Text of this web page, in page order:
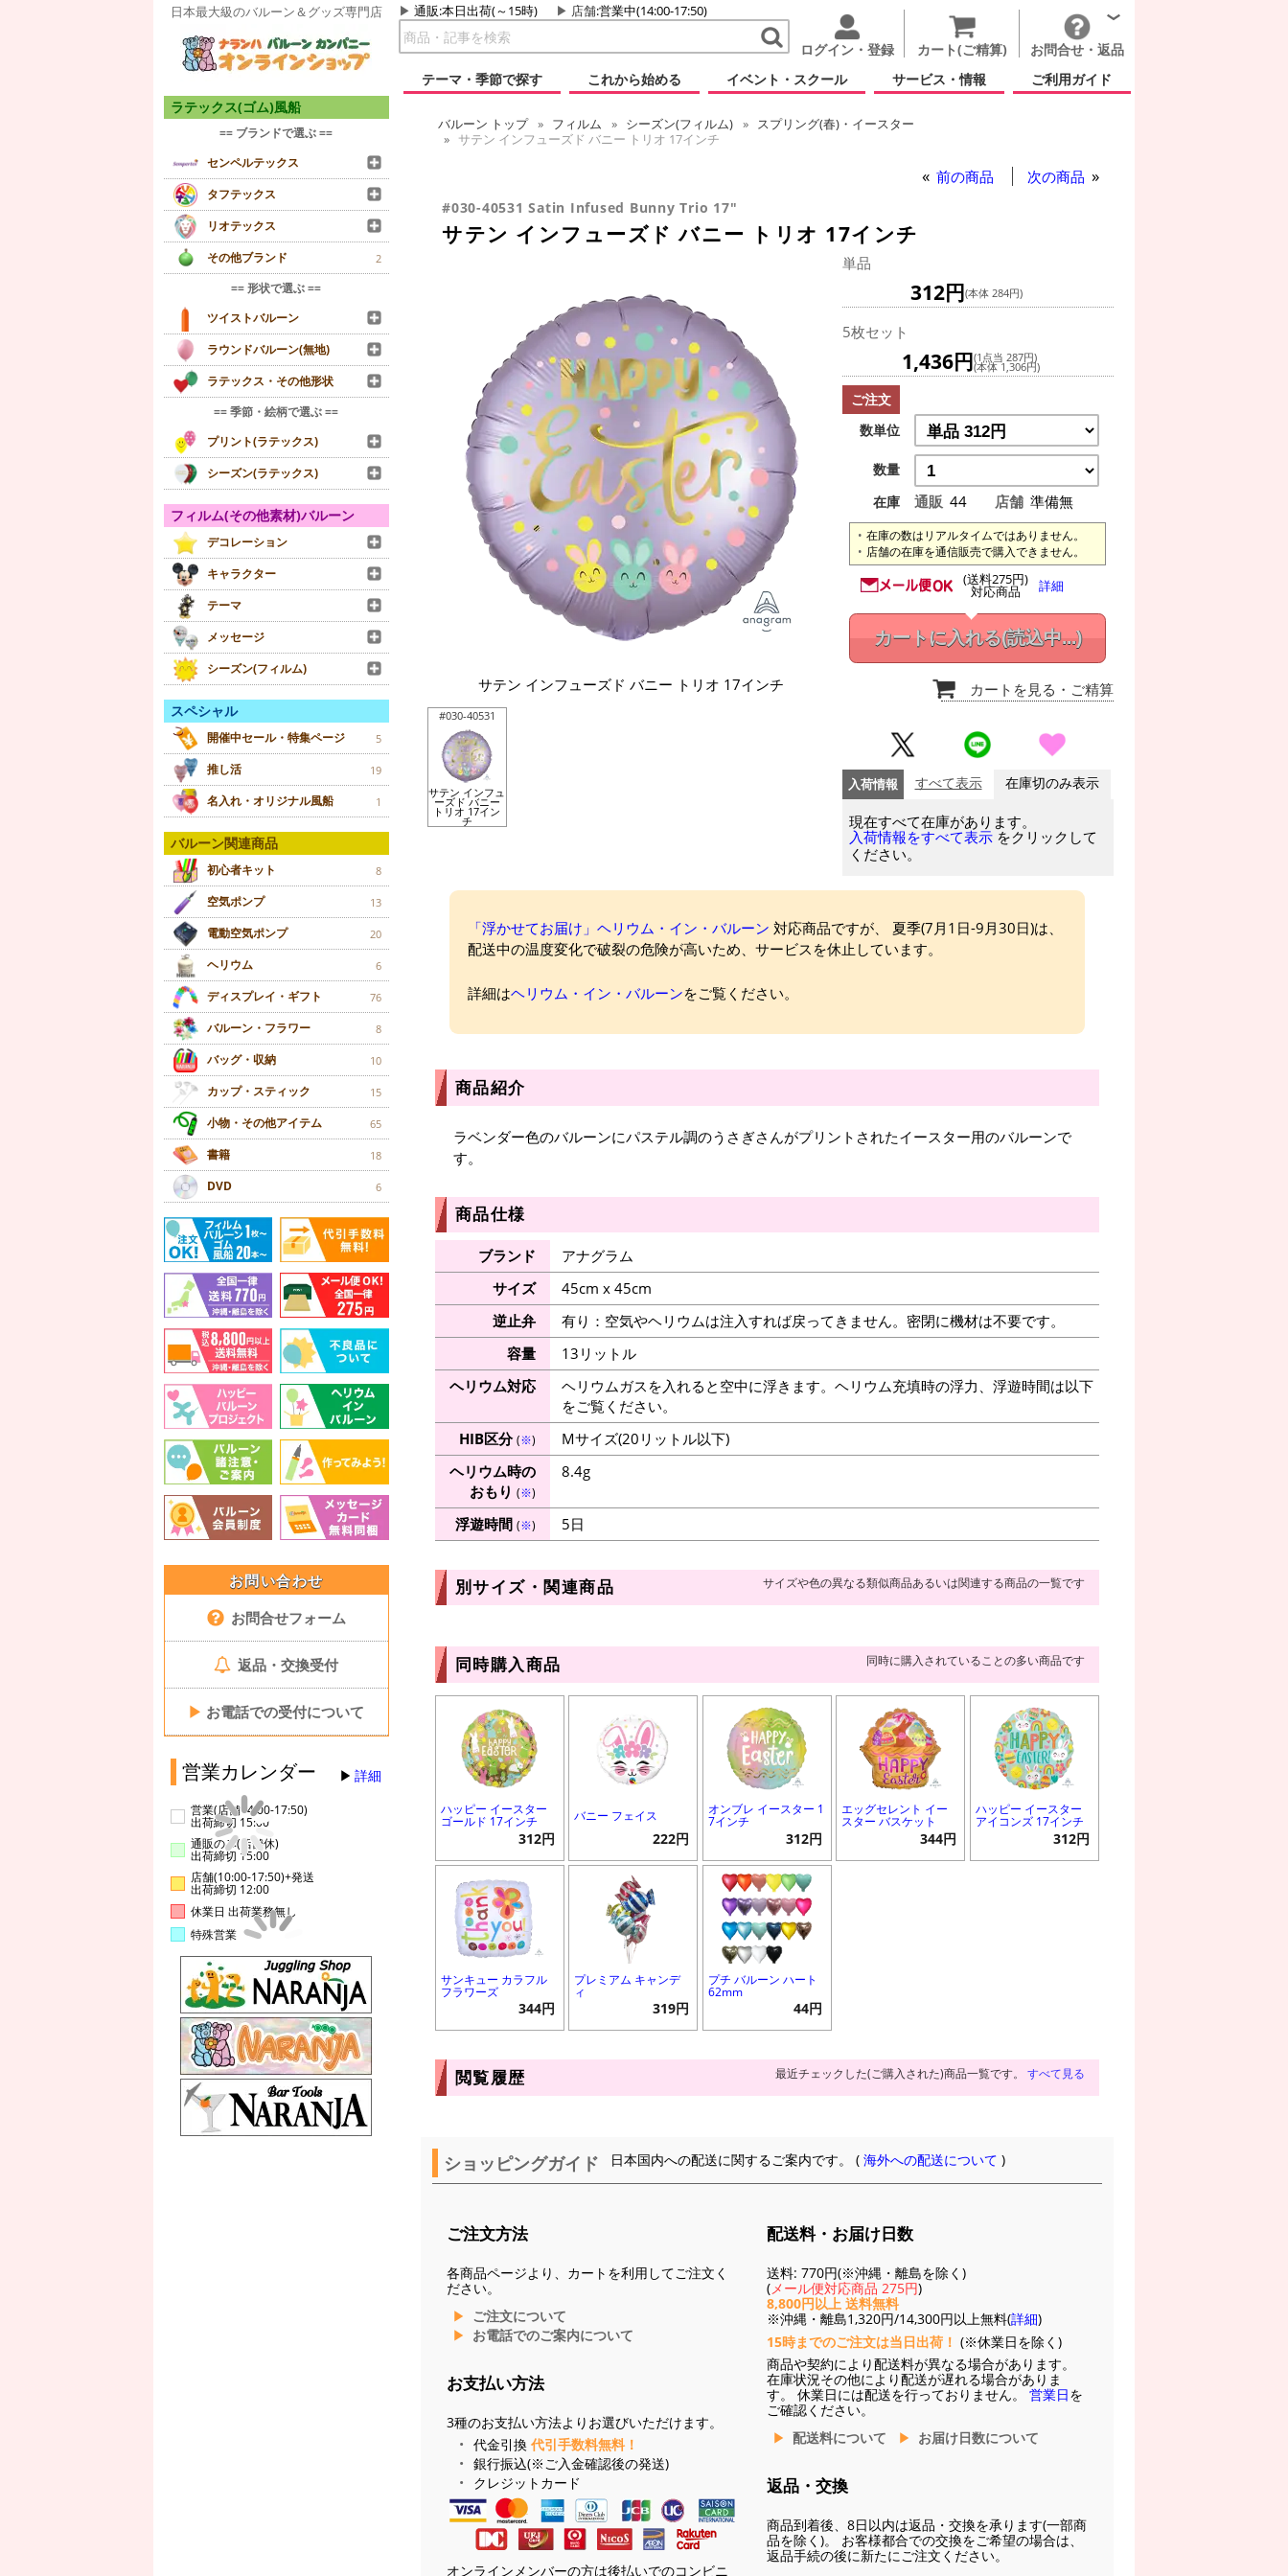
日本最大級のバルーン＆グッズ専門店 通販:本日出荷(～15時) 店舗:営業中(14:00-17:50)
ログイン・登録 カート(ご精算)
お問合せ・返品
テーマ・季節で探す
これから始める イベント・スクール サービス・情報 ご利用ガイド
ラテックス(ゴム)風船
== ブランドで選ぶ ==
センペルテックス
タフテックス
リオテックス
その他ブランド
2
== 形状で選ぶ ==
ツイストバルーン
ラウンドバルーン(無地)
ラテックス・その他形状
== 季節・絵柄で選ぶ ==
プリント(ラテックス)
シーズン(ラテックス)
フィルム(その他素材)バルーン
デコレーション
キャラクター
テーマ
メッセージ
シーズン(フィルム)
スペシャル
開催中セール・特集ページ 5
推し活 19
名入れ・オリジナル風船 1
バルーン関連商品
初心者キット 8
空気ポンプ 13
電動空気ポンプ 20
ヘリウム 6
ディスプレイ・ギフト 76
バルーン・フラワー 8
バッグ・収納 10
カップ・スティック 15
小物・その他アイテム 65
書籍 18
DVD 6
お問い合わせ
お問合せフォーム
返品・交換受付
▶ お電話での受付について
営業カレンダー 詳細
営業(店舗14:00-17:50)
出荷締切 15:00
通販のみ(店舗休)
出荷締切 15:00
店舗(10:00-17:50)+発送
出荷締切 12:00
休業日 出荷業務無し
特殊営業
バルーン トップ フィルム シーズン(フィルム)
スプリング(春)・イースター
サテン インフューズド バニー トリオ 17インチ
前の商品 次の商品
#030-40531 Satin Infused Bunny Trio 17"
サテン インフューズド バニー トリオ 17インチ
サテン インフューズド バニー トリオ 17インチ
#030-40531
サテン インフュ
ーズド バニー
トリオ 17イン
チ
単品
312円(本体 284円)
5枚セット
1,436円(1点当 287円)
(本体 1,306円)
ご注文
数単位
数量
在庫
通販 44 店舗 準備無
在庫の数はリアルタイムではありません。
店舗の在庫を通信販売で購入できません。
(送料275円)
対応商品 詳細
カートに入れる(読込中...)
カートを見る ・ご精算
入荷情報 すべて表示 在庫切のみ表示
現在すべて在庫があります。
入荷情報をすべて表示 をクリックして
ください。
「浮かせてお届け」ヘリウム・イン・バルーン 対応商品ですが、 夏季(7月1日-9月30日)は、
配送中の温度変化で破裂の危険が高いため、サービスを休止しています。
詳細はヘリウム・イン・バルーンをご覧ください。
商品紹介
ラベンダー色のバルーンにパステル調のうさぎさんがプリントされたイースター用のバルーンで
す。
商品仕様
ブランド
アナグラム
サイズ
45cm x 45cm
逆止弁
有り：空気やヘリウムは注入すれば戻ってきません。密閉に機材は不要です。
容量
13リットル
ヘリウム対応
ヘリウムガスを入れると空中に浮きます。ヘリウム充填時の浮力、浮遊時間は以下
をご覧ください。
HIB区分(※)
Mサイズ(20リットル以下)
ヘリウム時の
おもり (※)
8.4g
浮遊時間 (※) 5日
別サイズ・関連商品 サイズや色の異なる類似商品あるいは関連する商品の一覧です
同時購入商品 同時に購入されていることの多い商品です
ハッピー イースター
ゴールド 17インチ
312円
バニー フェイス
222円
オンブレ イースター 1
7インチ
312円
エッグセレント イー
スター バスケット
344円
ハッピー イースター
アイコンズ 17インチ
312円
サンキュー カラフル
フラワーズ
344円
プレミアム キャンデ
ィ
319円
プチ バルーン ハート
62mm
44円
閲覧履歴 最近チェックした(ご購入された)商品一覧です。 すべて見る
ショッピングガイド 日本国内への配送に関するご案内です。 (海外への配送について )
ご注文方法
各商品ページより、カートを利用してご注文く
ださい。
ご注文について
お電話でのご案内について
お支払い方法
3種のお支払い方法よりお選びいただけます。
代金引換 代引手数料無料！
銀行振込(※ご入金確認後の発送)
クレジットカード
オンラインメンバーの方は後払いでのコンビニ
配送料・お届け日数
送料: 770円(※沖縄・離島を除く)
(メール便対応商品 275円)
8,800円以上 送料無料
※沖縄・離島1,320円/14,300円以上無料(詳細)
15時までのご注文は当日出荷！ (※休業日を除く)
商品や契約により配送料が異なる場合があります。
在庫状況その他により配送が遅れる場合がありま
す。 休業日には配送を行っておりません。 営業日を
ご確認ください。
配送料について
お届け日数について
返品・交換
商品到着後、8日以内は返品・交換を承ります(一部商
品を除く)。 お客様都合での交換をご希望の場合は、
返品手続の後に新たにご注文ください。